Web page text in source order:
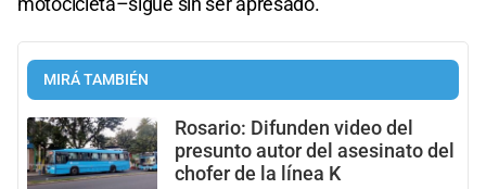
MIRÁ TAMBIÉN
Rosario: Difunden video del
presunto autor del asesinato del
chofer de la línea K